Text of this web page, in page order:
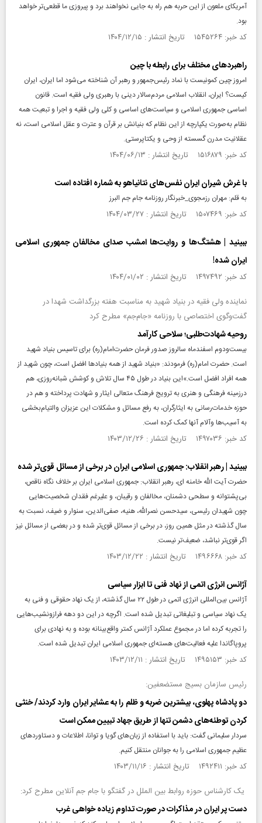
آمریکای ملعون از این حربه هم راه به جایی نخواهند برد و پیروزی ما قطعی‌تر خواهد
بود.
کد خبر: ۱۵۴۵۲۶۴ تاریخ انتشار : ۱۴۰۴/۱۲/۱۵
راهبردهای مختلف برای رابطه با چین
امروز چین کمونیست با نماد رئیس‌جمهور و رهبر آن شناخته می‌شود‌ اما ایران، ایران
کیست؟ ایران، انقلاب اسلامی مردم‌سالار دینی با رهبری ولی فقیه است. قانون
اساسی جمهوری اسلامی و سیاست‌های اساسی و کلی ولی فقیه و اجرا و تبعیت همه
نظام به‌صورت یکپارچه از این نظام که بنیانش بر قرآن و عترت و عقل اسلامی است، نه
عقلانیت مدرن گسسته از وحی و یکتاپرستی.
کد خبر: ۱۵۱۶۸۷۹ تاریخ انتشار : ۱۴۰۴/۰۶/۱۳
با غرش شیران ایران نفس‌های نتانیاهو به شماره افتاده است
به قلم: مهران رزمجوی_خبرنگار روزنامه جام جم البرز
کد خبر: ۱۵۰۷۴۶۹ تاریخ انتشار : ۱۴۰۴/۰۳/۲۷
ببینید | هشتگ‌ها و روایت‌ها امشب صدای مخالفان جمهوری اسلامی
ایران شده!
کد خبر: ۱۴۹۷۴۹۲ تاریخ انتشار : ۱۴۰۴/۰۱/۰۲
نماینده ولی فقیه در بنیاد شهید به مناسبت هفته بزرگداشت شهدا در
گفت‌وگوی اختصاصی با روزنامه «جام‌جم» مطرح کرد
روحیه شهادت‌طلبی؛ سلاحی کارآمد
بیست‌و‌دوم اسفندماه سالروز صدور فرمان حضرت‌امام(ره) برای تاسیس بنیاد شهید
است. حضرت امام(ره) فرمودند: «بنیاد شهید از همه بنیادها افضل است، چون شهید از
همه افراد افضل است.»این بنیاد در طول ۴۵ سال تلاش و کوشش شبانه‌روزی، هم
درزمینه فرهنگی و هنری به ترویج فرهنگ متعالی ایثار و شهادت پرداخته و هم در
حوزه خدمات‌رسانی به ایثارگران، به رفع مسائل و مشکلات این عزیزان والتیام‌بخشی
به آسیب‌ها وآلام آنها کمک کرده است.
کد خبر: ۱۴۹۷۰۳۶ تاریخ انتشار : ۱۴۰۳/۱۲/۲۶
ببینید | رهبر انقلاب: جمهوری اسلامی ایران در برخی از مسائل قوی‌تر شده
حضرت آیت الله خامنه ای، رهبر انقلاب: جمهوری اسلامی ایران بر خلاف نگاه ناقص،
بی‌پشتوانه و سطحی دشمنان، مخالفان و رقیبان، و علیرغم فقدان شخصیت‌هایی
چون شهیدان رئیسی، سیدحسن نصرالله، هنیه، صفی‌الدین، سنوار و ضیف، نسبت به
سال گذشته در مثل همین روز، در برخی از مسائل قوی‌تر شده و در بعضی از مسائل نیز
اگر قوی‌تر نباشد، ضعیف‌تر نیست.
کد خبر: ۱۴۹۶۶۶۸ تاریخ انتشار : ۱۴۰۳/۱۲/۲۲
آژانس انرژی اتمی از نهاد فنی تا ابزار سیاسی
آژانس بین‌المللی انرژی اتمی در طول ۲۲ سال گذشته، از یک نهاد حقوقی و فنی به
یک نهاد سیاسی و تبلیغاتی تبدیل شده است. اگرچه در این دو دهه فراز‌و‌نشیب‌هایی
را تجربه کرده اما در مجموع عملکرد آژانس کمتر واقع‌بینانه بوده و به نهادی برای
پروپاگاندا علیه فعالیت‌های هسته‌ای جمهوری اسلامی ایران تبدیل شده است.
کد خبر: ۱۴۹۵۱۵۳ تاریخ انتشار : ۱۴۰۳/۱۲/۱۱
رئیس سازمان بسیج مستضعفین:
دو پادشاه پهلوی، بیشترین ضربه و ‌ظلم را به عشایر ایران وارد کردند/ خنثی
کردن توطئه‌های دشمن تنها از طریق جهاد تبیین ممکن است
سردار سلیمانی گفت: باید با استفاده از زبان‌های گویا و توانا، اطلاعات و دستاوردهای
عظیم جمهوری اسلامی را به جوانان منتقل کنیم.
کد خبر: ۱۴۹۲۴۱۱ تاریخ انتشار : ۱۴۰۳/۱۱/۱۶
یک کارشناس حوزه روابط بین الملل در گفتگو با جام جم آنلاین مطرح کرد:
دست پر ایران در مذاکرات در صورت تداوم زیاده خواهی غرب